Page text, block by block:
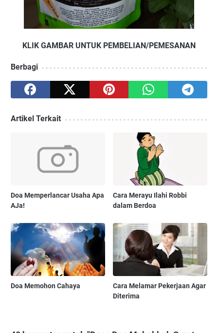
KLIK GAMBAR UNTUK PEMBELIAN/PEMESANAN
Berbagi
Artikel Terkait
Doa Memperlancar Usaha Apa
AJa!
Cara Merayu Ilahi Robbi
dalam Berdoa
Doa Memohon Cahaya
Cara Melamar Pekerjaan Agar
Diterima